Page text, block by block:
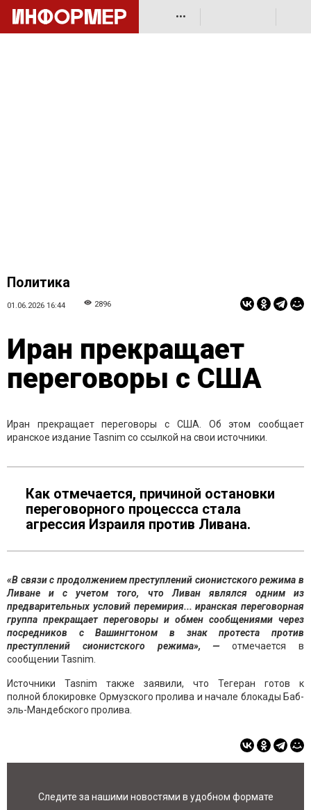
•••
Политика
01.06.2026 16:44 2896
Иран прекращает
переговоры с США
Иран прекращает переговоры с США. Об этом сообщает
иранское издание Tasnim со ссылкой на свои источники.
Как отмечается, причиной остановки
переговорного процессса стала
агрессия Израиля против Ливана.
«В связи с продолжением преступлений сионистского режима в
Ливане и с учетом того, что Ливан являлся одним из
предварительных условий перемирия... иранская переговорная
группа прекращает переговоры и обмен сообщениями через
посредников с Вашингтоном в знак протеста против
преступлений сионистского режима», —отмечается в
сообщении Tasnim.
Источники Tasnim также заявили, что Тегеран готов к
полной блокировке Ормузского пролива и начале блокады Баб-
эль-Мандебского пролива.
Следите за нашими новостями в удобном формате